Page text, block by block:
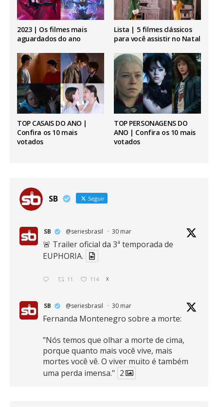
2023 | Os filmes mais
aguardados do ano
Lista | 5 filmes clássicos
para você assistir no Natal
TOP CASAIS DO ANO |
Confira os 10 mais
votados
TOP PERSONAGENS DO
ANO | Confira os 10 mais
votados
SB Seguir
SB @seriesbrasil · 30 mar
🚨 Trailer oficial da 3ª temporada de
EUPHORIA.
11 114 X
SB @seriesbrasil · 30 mar
Fernanda Montenegro sobre a morte:
"Nós temos que olhar a morte de cima,
porque quanto mais você vive, mais
mortes você vê. O viver muito é também
uma perda imensa." 2